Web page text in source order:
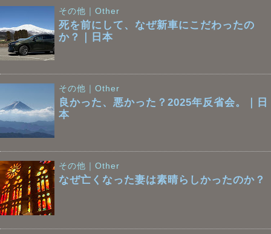
その他｜Other
死を前にして、なぜ新車にこだわったの
か？｜日本
その他｜Other
良かった、悪かった？2025年反省会。｜日
本
その他｜Other
なぜ亡くなった妻は素晴らしかったのか？